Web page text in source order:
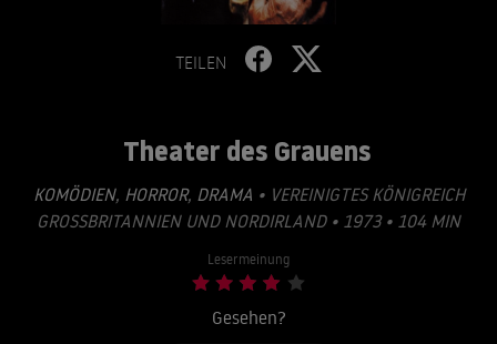
TEILEN
Theater des Grauens
KOMÖDIEN, HORROR, DRAMA • VEREINIGTES KÖNIGREICH
GROSSBRITANNIEN UND NORDIRLAND • 1973 • 104 MIN
Lesermeinung
Gesehen?